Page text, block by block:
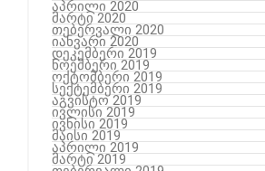
აპრილი 2020
მარტი 2020
თებერვალი 2020
იანვარი 2020
დეკემბერი 2019
ნოემბერი 2019
ოქტომბერი 2019
სექტემბერი 2019
აგვისტო 2019
ივლისი 2019
ივნისი 2019
მაისი 2019
აპრილი 2019
მარტი 2019